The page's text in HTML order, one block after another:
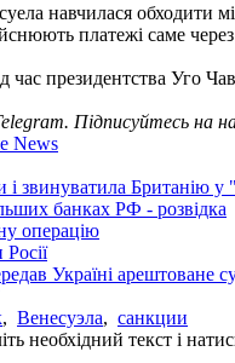
навчилася обходити
платежі саме
президентства Уго
Підписуйтесь на
News
і звинуватила Британію у
банках РФ - розвідка
операцію
Україні арештоване
, Венесуэла, санкции
необхідний текст і